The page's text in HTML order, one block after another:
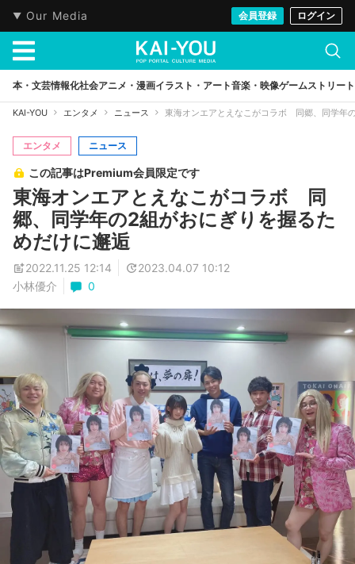
Our Media 会員登録 ログイン
本・文芸情報化社会アニメ・漫画イラスト・アート音楽・映像ゲームストリート
KAI-YOU エンタメ ニュース 東海オンエアとえなこがコラボ 同郷、同学年
エンタメ ニュース
この記事はPremium会員限定です
東海オンエアとえなこがコラボ 同
郷、同学年の2組がおにぎりを握るた
めだけに邂逅
2022.11.25 12:14
2023.04.07 10:12
小林優介
0